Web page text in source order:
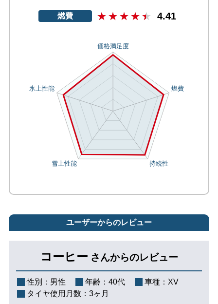
燃費 4.41
ユーザーからのレビュー
コーヒー さんからのレビュー
性別： 男性 年齢： 40代 車種： XV
タイヤ使用月数： 3ヶ月